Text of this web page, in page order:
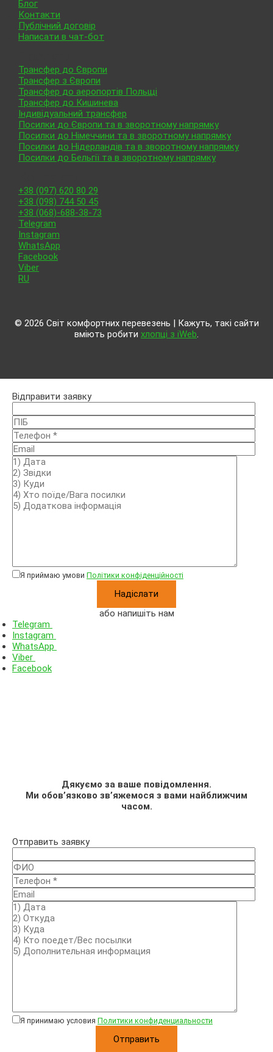
Блог
Контакти
Публічний договір
Написати в чат-бот
Трансфер до Європи
Трансфер з Європи
Трансфер до аеропортів Польщі
Трансфер до Кишинева
Індивідуальний трансфер
Посилки до Європи та в зворотному напрямку
Посилки до Німеччини та в зворотному напрямку
Посилки до Нідерландів та в зворотному напрямку
Посилки до Бельгії та в зворотному напрямку
+38 (097) 620 80 29
+38 (098) 744 50 45
+38 (068)-688-38-73
Telegram
Instagram
WhatsApp
Facebook
Viber
RU
© 2026 Світ комфортних перевезень | Кажуть, такі сайти
вміють робити хлопці з iWeb.
Відправити заявку
Я приймаю умови Політики конфіденційності
або напишіть нам
Telegram
Instagram
WhatsApp
Viber
Facebook
Дякуємо за ваше повідомлення.
Ми обов’язково зв’яжемося з вами найближчим
часом.
Отправить заявку
Я принимаю условия Политики конфиденциальности